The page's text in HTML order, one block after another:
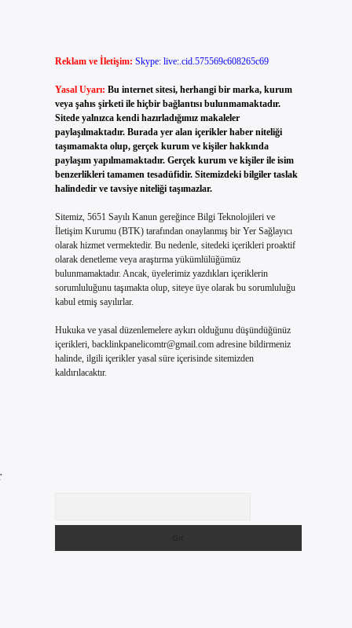
Reklam ve İletişim: Skype: live:.cid.575569c608265c69
Yasal Uyarı: Bu internet sitesi, herhangi bir marka, kurum
veya şahıs şirketi ile hiçbir bağlantısı bulunmamaktadır.
Sitede yalnızca kendi hazırladığımız makaleler
paylaşılmaktadır. Burada yer alan içerikler haber niteliği
taşımamakta olup, gerçek kurum ve kişiler hakkında
paylaşım yapılmamaktadır. Gerçek kurum ve kişiler ile isim
benzerlikleri tamamen tesadüfidir. Sitemizdeki bilgiler taslak
halindedir ve tavsiye niteliği taşımazlar.
Sitemiz, 5651 Sayılı Kanun gereğince Bilgi Teknolojileri ve
İletişim Kurumu (BTK) tarafından onaylanmış bir Yer Sağlayıcı
olarak hizmet vermektedir. Bu nedenle, sitedeki içerikleri proaktif
olarak denetleme veya araştırma yükümlülüğümüz
bulunmamaktadır. Ancak, üyelerimiz yazdıkları içeriklerin
sorumluluğunu taşımakta olup, siteye üye olarak bu sorumluluğu
kabul etmiş sayılırlar.
Hukuka ve yasal düzenlemelere aykırı olduğunu düşündüğünüz
içerikleri, backlinkpanelicomtr@gmail.comadresine bildirmeniz
halinde, ilgili içerikler yasal süre içerisinde sitemizden
kaldırılacaktır.